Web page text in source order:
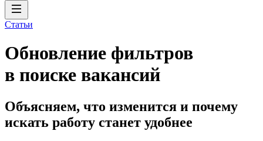
Статьи
Обновление фильтров
в поиске вакансий
Объясняем, что изменится и почему
искать работу станет удобнее